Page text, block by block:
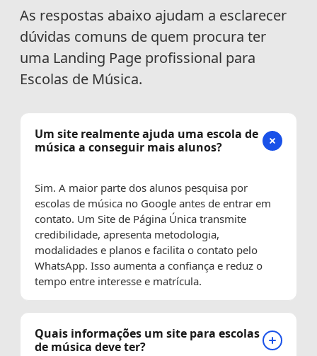
As respostas abaixo ajudam a esclarecer
dúvidas comuns de quem procura ter
uma Landing Page profissional para
Escolas de Música.
Um site realmente ajuda uma escola de
música a conseguir mais alunos?
Sim. A maior parte dos alunos pesquisa por
escolas de música no Google antes de entrar em
contato. Um Site de Página Única transmite
credibilidade, apresenta metodologia,
modalidades e planos e facilita o contato pelo
WhatsApp. Isso aumenta a confiança e reduz o
tempo entre interesse e matrícula.
Quais informações um site para escolas
de música deve ter?